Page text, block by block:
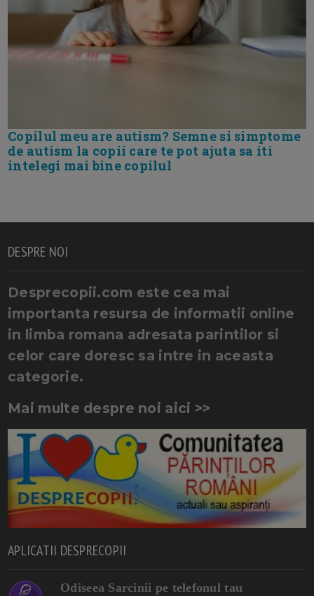
Copilul meu are autism? Semne si simptome
de autism la copii care te pot ajuta sa iti
intelegi mai bine copilul
DESPRE NOI
Desprecopii.com este cea mai
importanta resursa de informatii online
in limba romana adresata parintilor si
celor care doresc sa intre in aceasta
categorie.
Mai multe despre noi aici >>
APLICATII DESPRECOPII
Odiseea Sarcinii pe telefonul tau